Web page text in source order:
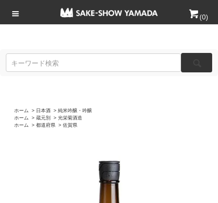
(0)
ホーム > 日本酒 > 純米吟醸・吟醸
ホーム
> 蔵元別 > 光栄菊酒造
ホーム
> 都道府県 > 佐賀県